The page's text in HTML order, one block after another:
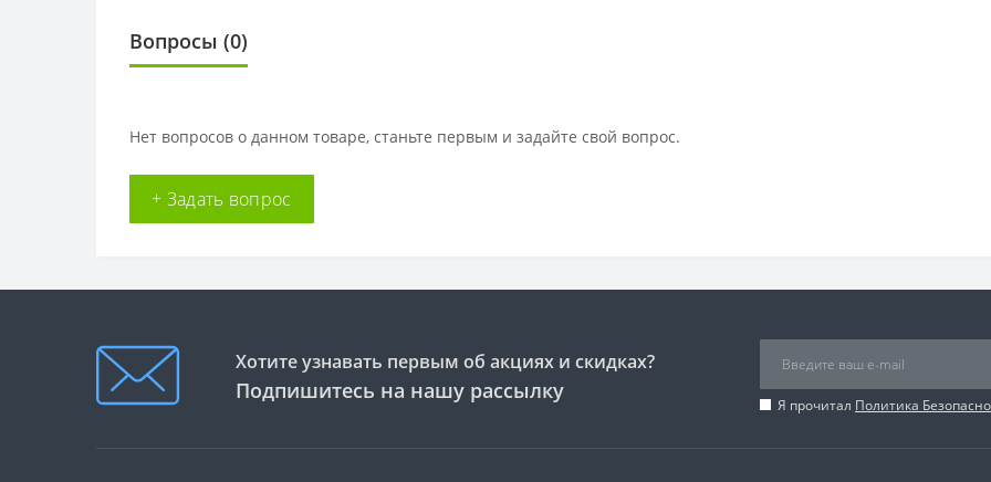
Вопросы (0)
Нет вопросов о данном товаре, станьте первым и задайте свой вопрос.
+ Задать вопрос
Хотите узнавать первым об акциях и скидках?
Подпишитесь на нашу рассылку
Я прочитал Политика